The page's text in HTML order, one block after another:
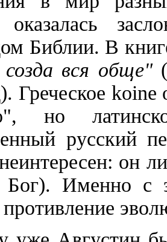
оказалась
Библии. В
созда вся обще"
Греческое
но
русский
он
Именно с
противление